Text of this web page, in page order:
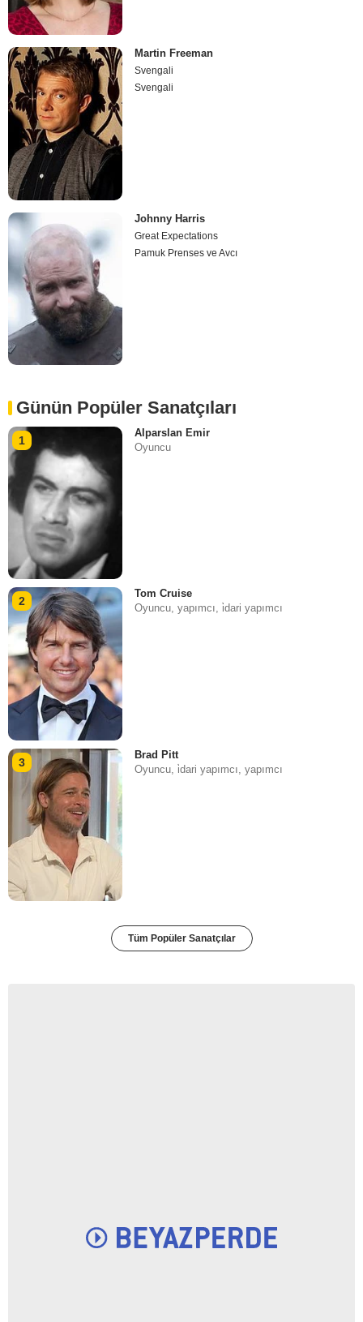
Martin Freeman
Svengali
Svengali
Johnny Harris
Great Expectations
Pamuk Prenses ve Avcı
Günün Popüler Sanatçıları
1
Alparslan Emir
Oyuncu
2
Tom Cruise
Oyuncu, yapımcı, i̇dari yapımcı
3
Brad Pitt
Oyuncu, i̇dari yapımcı, yapımcı
Tüm Popüler Sanatçılar